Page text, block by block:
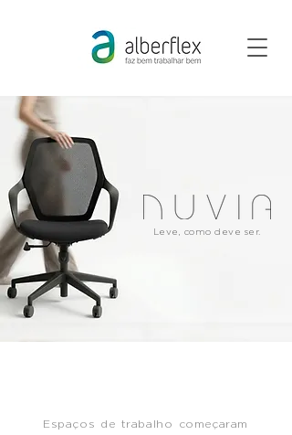
Leve, como deve ser.
Espaços de trabalho começaram